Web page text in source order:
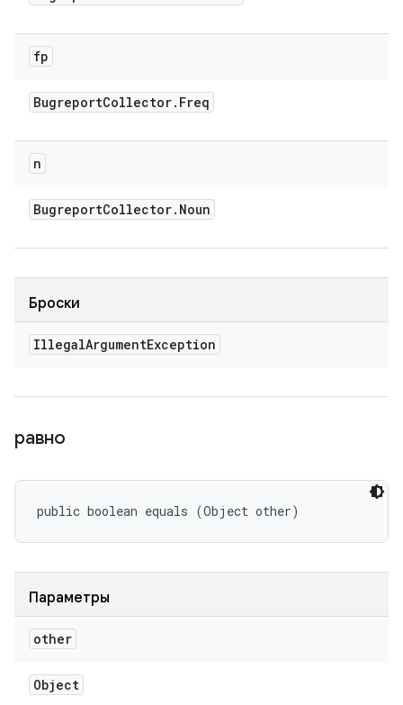
fp
BugreportCollector. Freq
n
BugreportCollector. Noun
Броски
IllegalArgumentException
равно
public boolean equals (Object other)
Параметры
other
Object